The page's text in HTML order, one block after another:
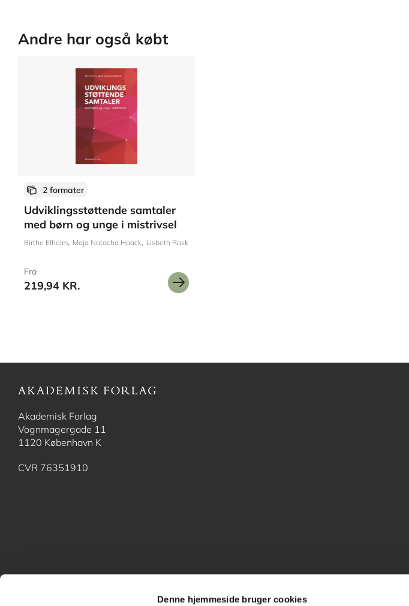
Denne hjemmeside bruger cookies
Andre har også købt
2 formater
Udviklingsstøttende samtaler
med børn og unge i mistrivsel
Birthe Elholm Maja Natacha Haack Lisbeth Rask
Fra
219,94 KR.
Akademisk Forlag
Vognmagergade 11
1120 København K
CVR 76351910